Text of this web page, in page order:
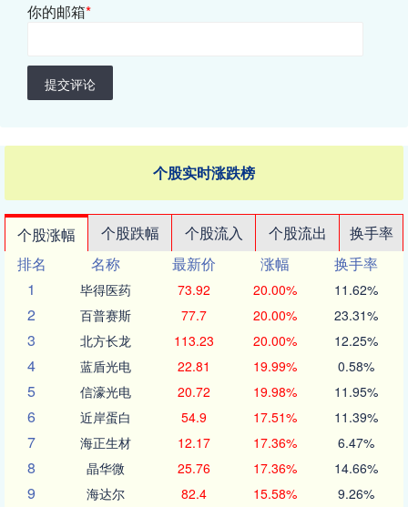
你的邮箱*
提交评论
个股实时涨跌榜
个股涨幅 个股跌幅 个股流入 个股流出
换手率
排名
名称 最新价 涨幅
换手率
1
毕得医药 73.92 20.00% 11.62%
2 百普赛斯 77.7 20.00% 23.31%
3 北方长龙 113.23 20.00% 12.25%
4 蓝盾光电 22.81 19.99% 0.58%
5 信濠光电 20.72 19.98% 11.95%
6 近岸蛋白 54.9 17.51% 11.39%
7 海正生材 12.17 17.36% 6.47%
8 晶华微 25.76 17.36% 14.66%
9 海达尔 82.4 15.58% 9.26%